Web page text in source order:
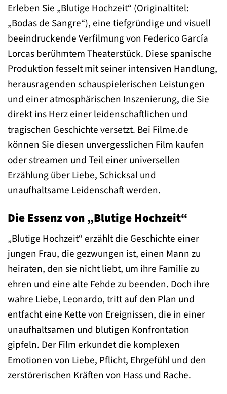
Erleben Sie „Blutige Hochzeit“ (Originaltitel:
„Bodas de Sangre“), eine tiefgründige und visuell
beeindruckende Verfilmung von Federico García
Lorcas berühmtem Theaterstück. Diese spanische
Produktion fesselt mit seiner intensiven Handlung,
herausragenden schauspielerischen Leistungen
und einer atmosphärischen Inszenierung, die Sie
direkt ins Herz einer leidenschaftlichen und
tragischen Geschichte versetzt. Bei Filme.de
können Sie diesen unvergesslichen Film kaufen
oder streamen und Teil einer universellen
Erzählung über Liebe, Schicksal und
unaufhaltsame Leidenschaft werden.
Die Essenz von „Blutige Hochzeit“
„Blutige Hochzeit“ erzählt die Geschichte einer
jungen Frau, die gezwungen ist, einen Mann zu
heiraten, den sie nicht liebt, um ihre Familie zu
ehren und eine alte Fehde zu beenden. Doch ihre
wahre Liebe, Leonardo, tritt auf den Plan und
entfacht eine Kette von Ereignissen, die in einer
unaufhaltsamen und blutigen Konfrontation
gipfeln. Der Film erkundet die komplexen
Emotionen von Liebe, Pflicht, Ehrgefühl und den
zerstörerischen Kräften von Hass und Rache.